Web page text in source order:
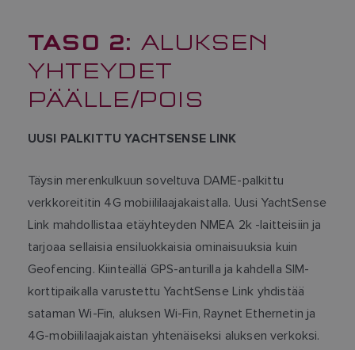
TASO 2: ALUKSEN
YHTEYDET
PÄÄLLE/POIS
UUSI PALKITTU YACHTSENSE LINK
Täysin merenkulkuun soveltuva DAME-palkittu
verkkoreititin 4G mobiililaajakaistalla. Uusi YachtSense
Link mahdollistaa etäyhteyden NMEA 2k -laitteisiin ja
tarjoaa sellaisia ensiluokkaisia ominaisuuksia kuin
Geofencing. Kiinteällä GPS-anturilla ja kahdella SIM-
korttipaikalla varustettu YachtSense Link yhdistää
sataman Wi-Fin, aluksen Wi-Fin, Raynet Ethernetin ja
4G-mobiililaajakaistan yhtenäiseksi aluksen verkoksi.